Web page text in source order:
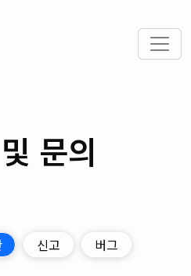
문의
신고 버그